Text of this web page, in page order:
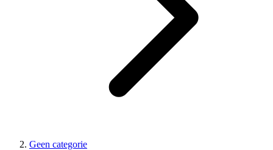
Geen categorie